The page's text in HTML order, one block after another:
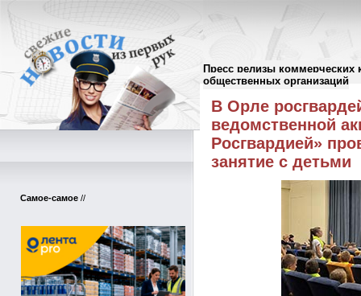
Пресс релизы коммерческих
общественных организаций
Самое-самое //
Пресс-релизы//
В Орле
ведомственной
Росгвардией»
занятие с детьми